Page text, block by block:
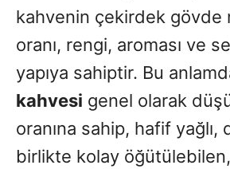
kahvenin çekirdek gövde
oranı, rengi, aroması ve
yapıya sahiptir. Bu
kahvesi genel olarak
oranına sahip, hafif yağlı,
birlikte kolay